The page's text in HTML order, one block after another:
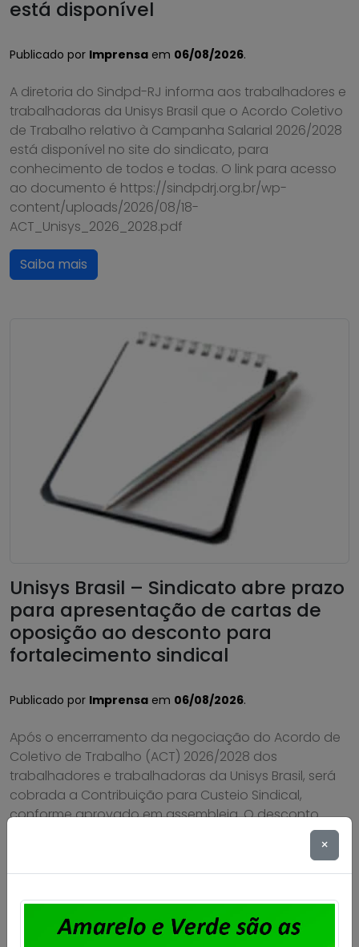
está disponível
Publicado por Imprensa em 06/08/2026.
A diretoria do Sindpd-RJ informa aos trabalhadores e
trabalhadoras da Unisys Brasil que o Acordo Coletivo
de Trabalho relativo à Campanha Salarial 2026/2028
está disponível no site do sindicato, para
conhecimento de todos e todas. O link para acesso
ao documento é https://sindpdrj.org.br/wp-
content/uploads/2026/08/18-
ACT_Unisys_2026_2028.pdf
Saiba mais
Unisys Brasil – Sindicato abre prazo
para apresentação de cartas de
oposição ao desconto para
fortalecimento sindical
Publicado por Imprensa em 06/08/2026.
Após o encerramento da negociação do Acordo de
Coletivo de Trabalho (ACT) 2026/2028 dos
trabalhadores e trabalhadoras da Unisys Brasil, será
cobrada a Contribuição para Custeio Sindical,
conforme aprovado em assembleia. O desconto
previsto é de 50% de um único dia de salário vigente
Contribuição Para Custeio Sindical” […]
Saiba mais
×